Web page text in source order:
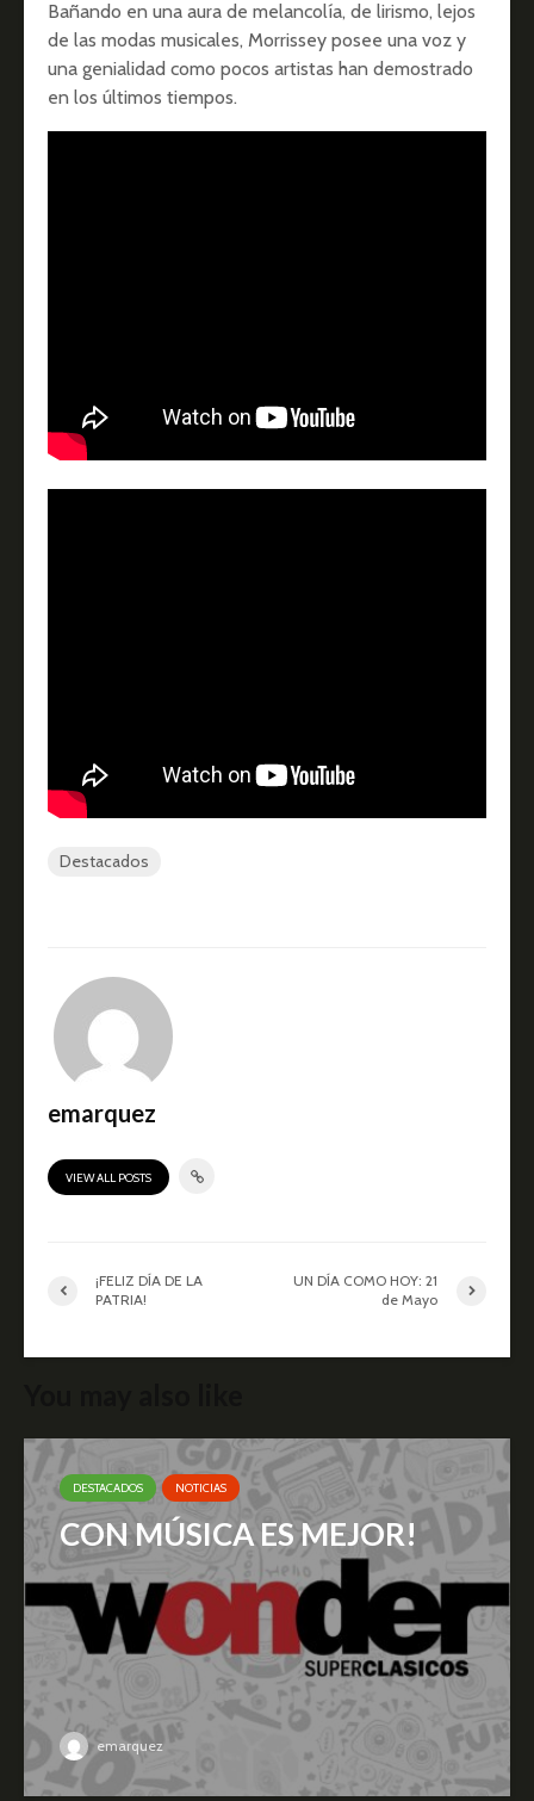
Bañando en una aura de melancolía, de lirismo, lejos
de las modas musicales, Morrissey posee una voz y
una genialidad como pocos artistas han demostrado
en los últimos tiempos.
Destacados
emarquez
VIEW ALL POSTS
¡FELIZ DÍA DE LA
PATRIA!
UN DÍA COMO HOY: 21
de Mayo
DESTACADOS NOTICIAS
CON MÚSICA ES MEJOR!
emarquez